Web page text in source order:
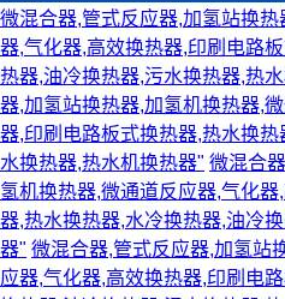
微混合器,管式反应器,加氢站换
器,气化器,高效换热器,印刷电路
热器,油冷换热器,污水换热器,热
器,加氢站换热器,加氢机换热器,
器,印刷电路板式换热器,热水换
水换热器,热水机换热器" 微混合
氢机换热器,微通道反应器,气化
器,热水换热器,水冷换热器,油冷
器" 微混合器,管式反应器,加氢站
应器,气化器,高效换热器,印刷电